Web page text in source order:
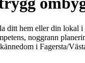
ditt hem eller din
noggrann
i Fagersta/